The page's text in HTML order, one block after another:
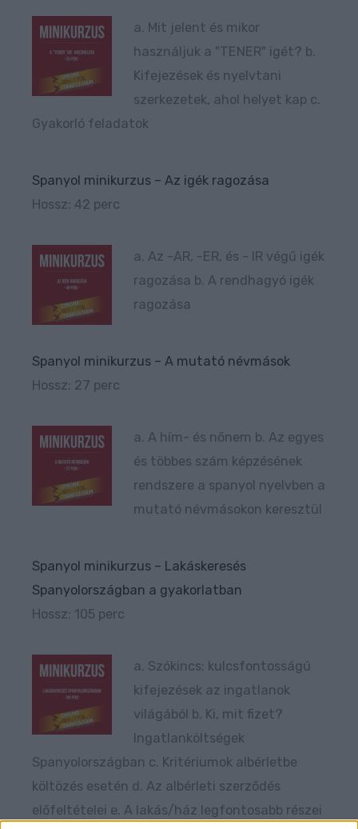
a. Mit jelent és mikor
használjuk a "TENER" igét? b.
Kifejezések és nyelvtani
szerkezetek, ahol helyet kap c.
Gyakorló feladatok
Spanyol minikurzus – Az igék ragozása
Hossz: 42 perc
a. Az -AR, -ER, és - IR végű igék
ragozása b. A rendhagyó igék
ragozása
Spanyol minikurzus – A mutató névmások
Hossz: 27 perc
a. A hím- és nőnem b. Az egyes
és többes szám képzésének
rendszere a spanyol nyelvben a
mutató névmásokon keresztül
Spanyol minikurzus – Lakáskeresés
Spanyolországban a gyakorlatban
Hossz: 105 perc
a. Szókincs: kulcsfontosságú
kifejezések az ingatlanok
világából b. Ki, mit fizet?
Ingatlanköltségek
Spanyolországban c. Kritériumok albérletbe
költözés esetén d. Az albérleti szerződés
előfeltételei e. A lakás/ház legfontosabb részei